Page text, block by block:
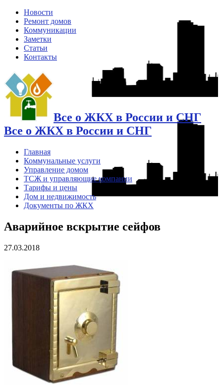
Новости
Ремонт домов
Коммуникации
Заметки
Статьи
Контакты
Все о ЖКХ в России и СНГ
Все о ЖКХ в России и СНГ
Главная
Коммунальные услуги
Управление домом
ТСЖ и управляющие компании
Тарифы и цены
Дом и недвижимость
Документы по ЖКХ
Аварийное вскрытие сейфов
27.03.2018